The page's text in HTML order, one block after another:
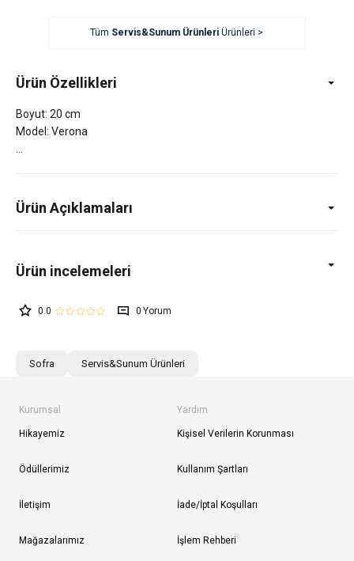
Tüm Servis&Sunum Ürünleri Ürünleri >
Ürün Özellikleri
Boyut: 20 cm
Model: Verona
Ürün Açıklamaları
0.0 0
Sofra Servis&Sunum Ürünleri
Kurumsal
Hikayemiz
Ödüllerimiz
İletişim
Mağazalarımız
Yardım
Kişisel Verilerin Korunması
Kullanım Şartları
İade/İptal Koşulları
İşlem Rehberi